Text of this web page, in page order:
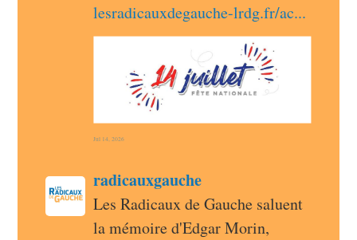
lesradicauxdegauche-lrdg.fr/ac
Jul 14, 2026
radicauxgauche avatar
radicauxgauchepost
Les Radicaux de Gauche saluent
la mémoire d'Edgar Morin,